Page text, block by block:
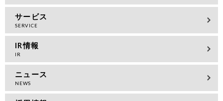
サービス
IR情報
ニュース